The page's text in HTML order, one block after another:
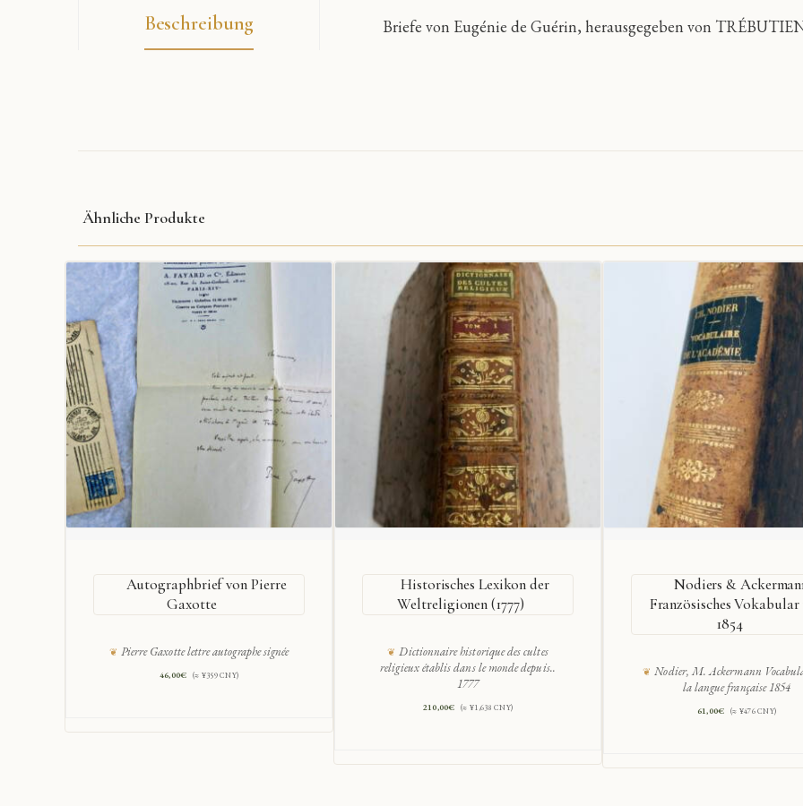
Beschreibung Briefe von Eugénie de Guérin, herausgegeben von
Ähnliche Produkte
Autographbrief von Pierre
Gaxotte
Pierre Gaxotte lettre autographe signée
46,00€ (≈ ¥359 CNY)
Historisches Lexikon der
Weltreligionen (1777)
Dictionnaire historique des cultes
religieux établis dans le monde depuis..
1777
210,00€ (≈ ¥1,638 CNY)
Nodiers &
Französisches Vokabular
1854
Nodier, M. Ackermann
la langue française 1854
61,00€ (≈ ¥476 CNY)